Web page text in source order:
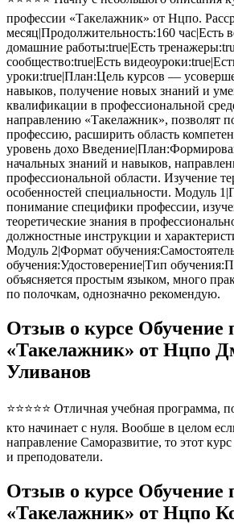
профессии «Такелажник» от Нцпо.
месяц|Продолжительность:160 час|Есть
домашние работы:true|Есть
сообщество:true|Есть
уроки:true|План:Цель курсов —
навыков, получение новых знаний и
квалификации в профессиональной
направлению «Такелажник», позволят
профессию, расширить область
уровень дохо
начальных знаний и навыков,
профессиональной области. Изучение
особенностей специальности. Модуль
понимание специфики профессии,
теоретические знания в
должностные инструкции и
Модуль 2|Формат
обучения:Удостоверение|Тип
объясняется простым языком, много
по полочкам, однозначно рекомендую.
Отзыв о курсе Обучение
«Такелажник» от Нцпо
Уливанов
⭐⭐⭐⭐⭐ Отличная учебная программа,
кто начинает с нуля. Вообше в целом
направление Саморазвитие, то этот
и преподователи.
Отзыв о курсе Обучение
«Такелажник» от Нцпо